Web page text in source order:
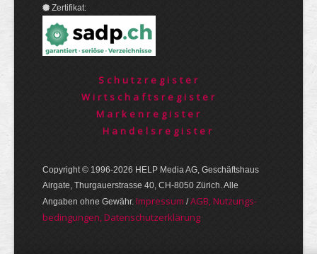
Zertifikat:
Schutzregister
Wirtschaftsregister
Markenregister
Handelsregister
Copyright © 1996-2026 HELP Media AG, Geschäftshaus
Airgate, Thurgauer­strasse 40, CH-8050 Zürich. Alle
Angaben ohne Gewähr. Im­pres­sum /AGB, Nut­zungs­
bedin­gungen, Daten­schutz­er­klärung